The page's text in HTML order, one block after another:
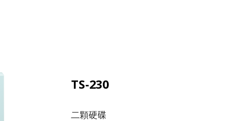
TS-230
二顆硬碟